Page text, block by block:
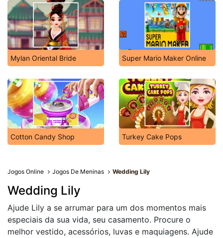
Mylan Oriental Bride Super Mario Maker Online
Cotton Candy Shop Turkey Cake Pops
Jogos Online Jogos De Meninas Wedding Lily
Wedding Lily
Ajude Lily a se arrumar para um dos momentos mais
especiais da sua vida, seu casamento. Procure o
melhor vestido, acessórios, luvas e maquiagens. Ajude